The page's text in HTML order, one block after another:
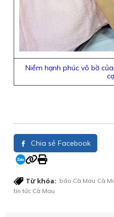
Niềm hạnh phúc vô bờ
Chia sẻ Facebook
Từ khóa: báo Cà Mau Cà
tin tức Cà Mau